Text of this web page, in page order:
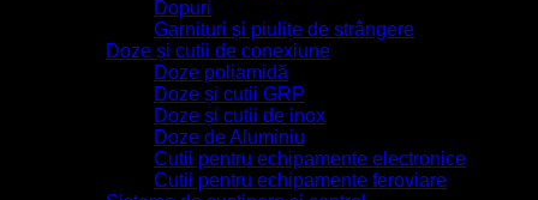
Dopuri
Garnituri și piulițe de strângere
Doze și cutii de conexiune
Doze poliamidă
Doze și cutii GRP
Doze și cutii de inox
Doze de Aluminiu
Cutii pentru echipamente electronice
Cutii pentru echipamente feroviare